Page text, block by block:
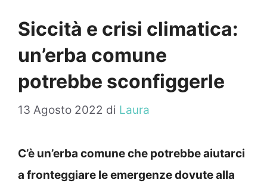
Siccità e crisi climatica:
un’erba comune
potrebbe sconfiggerle
13 Agosto 2022 di Laura
C’è un’erba comune che potrebbe aiutarci
a fronteggiare le emergenze dovute alla